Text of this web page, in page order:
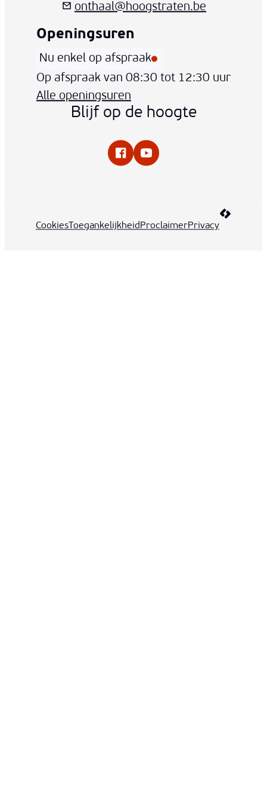
onthaal@hoogstraten.be
Openingsuren
Nu enkel op afspraak
Op afspraak van 08:30 tot 12:30 uur
Alle openingsuren
Blijf op de hoogte
FacebookYouTube
Cookies ToegankelijkheidProclaimerPrivacy
LCP nv